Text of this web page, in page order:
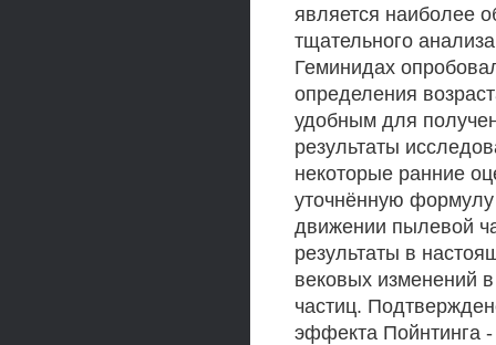
является наиболее
тщательного
Геминидах
определения
удобным для
результаты
некоторые ранние
уточнённую
движении пылевой
результаты в
вековых изменений
частиц.
эффекта Пойнтинга